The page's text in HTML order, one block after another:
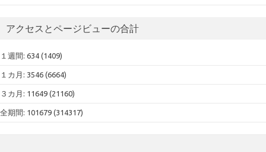
アクセスとページビューの合計
１週間: 634 (1409)
１カ月: 3546 (6664)
３カ月: 11649 (21160)
全期間: 101679 (314317)